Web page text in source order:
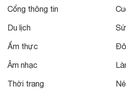
Cổng thông tin
Du lịch
Ẩm thực
Âm nhạc
Thời trang